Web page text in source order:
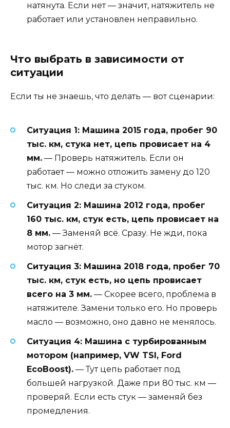
натянута. Если нет — значит, натяжитель не
работает или установлен неправильно.
Что выбрать в зависимости от
ситуации
Если ты не знаешь, что делать — вот сценарии:
Ситуация 1: Машина 2015 года, пробег 90
тыс. км, стука нет, цепь провисает на 4
мм. — Проверь натяжитель. Если он
работает — можно отложить замену до 120
тыс. км. Но следи за стуком.
Ситуация 2: Машина 2012 года, пробег
160 тыс. км, стук есть, цепь провисает на
8 мм. — Заменяй всё. Сразу. Не жди, пока
мотор загнёт.
Ситуация 3: Машина 2018 года, пробег 70
тыс. км, стук есть, но цепь провисает
всего на 3 мм. — Скорее всего, проблема в
натяжителе. Замени только его. Но проверь
масло — возможно, оно давно не менялось.
Ситуация 4: Машина с турбированным
мотором (например, VW TSI, Ford
EcoBoost). — Тут цепь работает под
большей нагрузкой. Даже при 80 тыс. км —
проверяй. Если есть стук — заменяй без
промедления.